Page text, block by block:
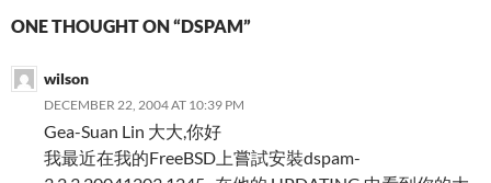
ONE THOUGHT ON “DSPAM”
wilson
DECEMBER 22, 2004 AT 10:39 PM
Gea-Suan Lin 大大,你好
我最近在我的FreeBSD上嘗試安裝dspam-